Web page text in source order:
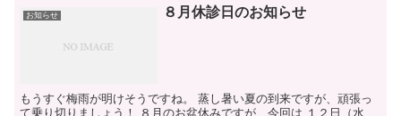
お知らせ ８月休診日のお知らせ
もうすぐ梅雨が明けそうですね。 蒸し暑い夏の到来ですが、頑張っ
て乗り切りましょう！ ８月のお盆休みですが、今回は １２日（水